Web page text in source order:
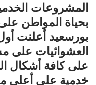
المشروعات
بحياة المواطن
بورسعيد أعلنت
العشوائيات على
على كافة أشكال
خدمية على أعلى